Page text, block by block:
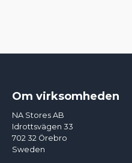
Om virksomheden
NA Stores AB
Idrottsvägen 33
702 32 Örebro
Sweden